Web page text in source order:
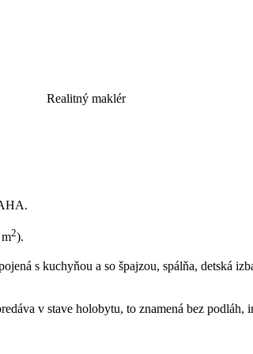
Realitný maklér
2).
s kuchyňou a so špajzou, spálňa, detská
v stave holobytu, to znamená bez